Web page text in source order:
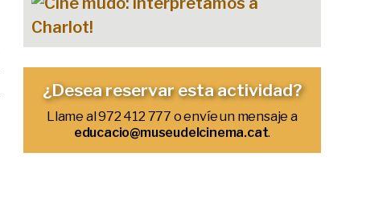
¿Desea reservar esta actividad?
Llame al 972 412 777 o envíe un mensaje a
educacio@museudelcinema.cat.